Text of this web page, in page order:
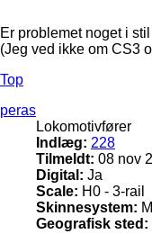
Er problemet noget i
(Jeg ved ikke om CS3
Top
peras
Lokomotivfører
Indlæg: 228
Tilmeldt: 08 nov
Digital: Ja
Scale: H0 - 3-rail
Skinnesystem:
Geografisk sted: